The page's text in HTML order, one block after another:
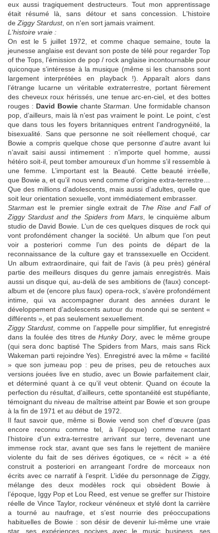
eux aussi tragiquement destructeurs. Tout mon apprentissage
était résumé là, sans détour et sans concession. L'histoire
de Ziggy Stardust, on n'en sort jamais vraiment.
L'histoire vraie :
On est le 5 juillet 1972, et comme chaque semaine, toute la
jeunesse anglaise est devant son poste de télé pour regarder Top
of the Tops, l’émission de pop / rock anglaise incontournable pour
quiconque s’intéresse à la musique (même si les chansons sont
largement interprétées en playback !). Apparaît alors dans
l’étrange lucarne un véritable extraterrestre, portant fièrement
des cheveux roux hérissés, une tenue arc-en-ciel, et des bottes
rouges : David BowiechanteStarman . Une formidable chanson
pop, d’ailleurs, mais là n’est pas vraiment le point. Le point, c’est
que dans tous les foyers britanniques entrent l’androgynéité, la
bisexualité. Sans que personne ne soit réellement choqué, car
Bowie a compris quelque chose que personne d’autre avant lui
n’avait saisi aussi intimement : n’importe quel homme, aussi
hétéro soit-il, peut tomber amoureux d’un homme s’il ressemble à
une femme. L’important est la Beauté. Cette beauté irréelle,
que Bowiea, et qu’il nous vend comme d’origine extra-terrestre…
Que des millions d’adolescents, mais aussi d’adultes, quelle que
soit leur orientation sexuelle, vont immédiatement embrasser.
Starmanest le premier single extrait de The Rise and Fall of
Ziggy Stardust and the Spiders from Mars , le cinquième album
studio de David Bowie. L’un de ces quelques disques de rock qui
vont profondément changer la société. Un album que l’on peut
voir a posteriori comme l’un des points de départ de la
reconnaissance de la culture gay et transsexuelle en Occident.
Un album extraordinaire, qui fait de l’avis (à peu près) général
partie des meilleurs disques du genre jamais enregistrés. Mais
aussi un disque qui, au-delà de ses ambitions de (faux) concept-
album et de (encore plus faux) opera-rock, s’avère profondément
intime, qui va accompagner durant des années durant le
développement d’adolescents autour du monde qui se sentent «
différents », et pas seulement sexuellement.
Ziggy Stardust, comme on l’appelle pour simplifier, fut enregistré
dans la foulée des titres deHunky Dory, avec le même groupe
(qui sera donc baptiséThe Spiders from Mars , mais sans Rick
Wakeman parti rejoindreYes). Enregistré avec la même « facilité
» que son jumeau pop : peu de prises, peu de retouches aux
versions jouées live en studio, avec un Bowie parfaitement clair,
et déterminé quant à ce qu’il veut obtenir. Quand on écoute la
perfection du résultat, d’ailleurs, cette spontanéité est stupéfiante,
témoignant du niveau de maîtrise atteint par Bowie et son groupe
à la fin de 1971 et au début de 1972.
Il faut savoir que, même si Bowie vend son chef d’œuvre (pas
encore reconnu comme tel, à l’époque) comme racontant
l’histoire d’un extra-terrestre arrivant sur terre, devenant une
immense rock star, avant que ses fans le rejettent de manière
violente du fait de ses dérives égotiques, ce « récit » a été
construit a posteriori en arrangeant l’ordre de morceaux non
écrits avec ce narratif à l’esprit. L’idée du personnage de Ziggy,
mélange des deux modèles rock qui obsèdent Bowie à
l’époque, Iggy Pop et Lou Reed , est venue se greffer sur l’histoire
réelle de Vince Taylor, rockeur vénéneux et stylé dont la carrière
a tourné au naufrage, et s’est nourrie des préoccupations
habituelles de Bowie : son désir de devenir lui-même une vraie
star, ses expériences nocives avec le music business, ses